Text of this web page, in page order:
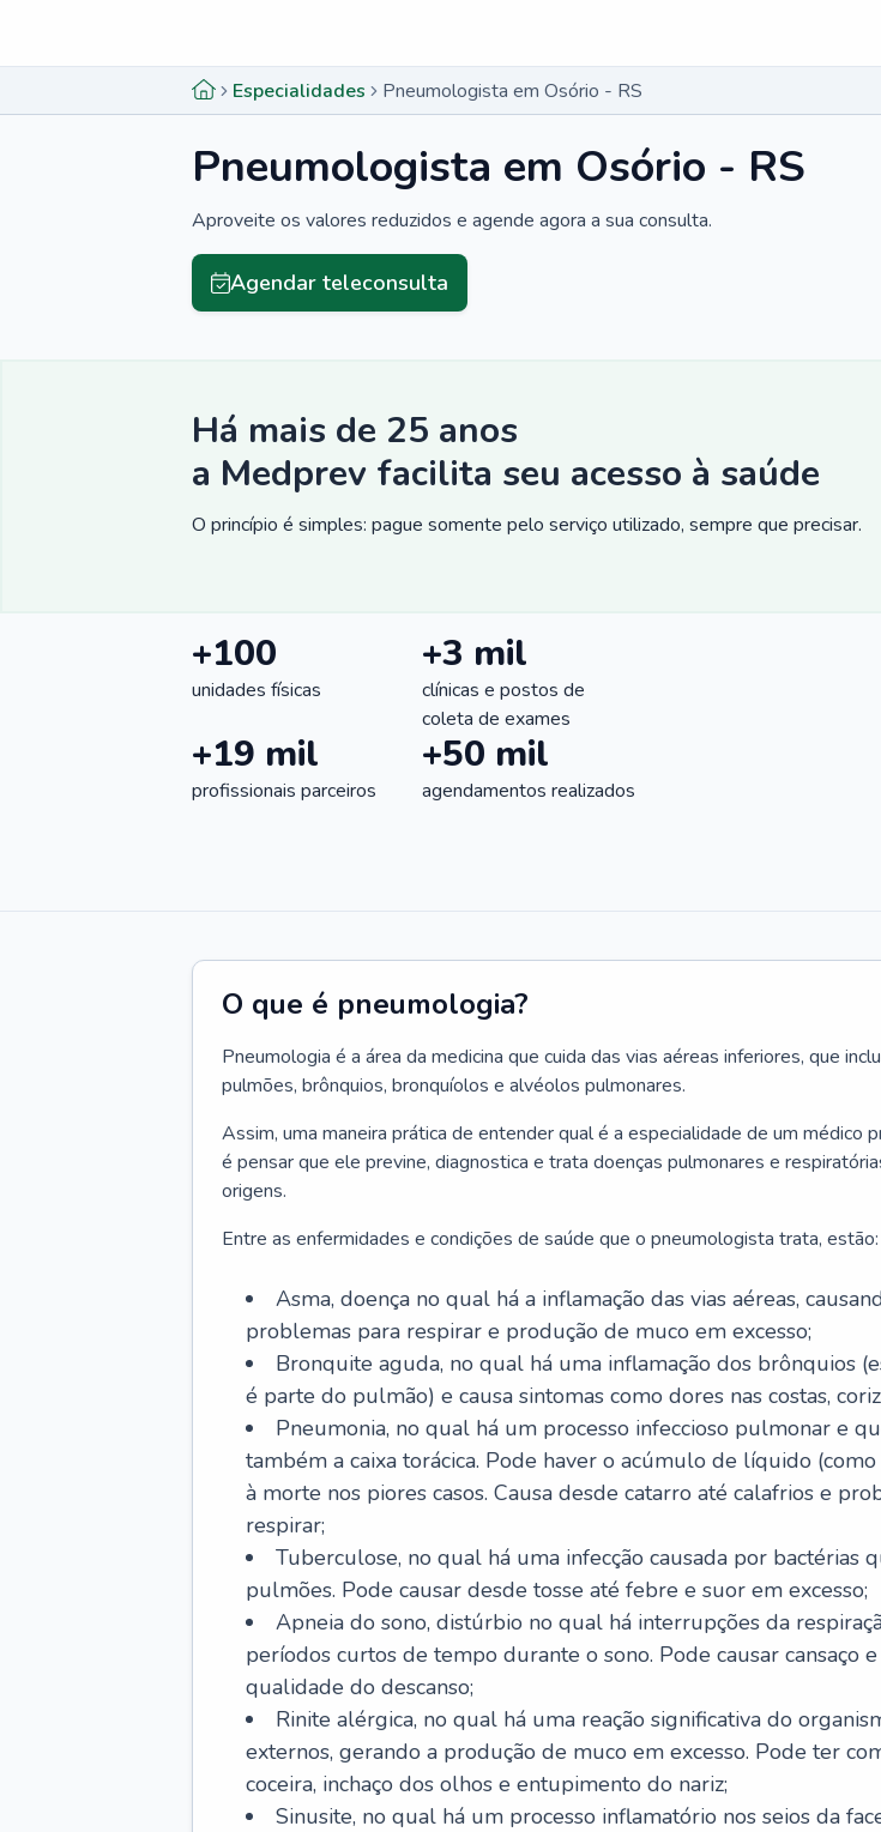
Especialidades Pneumologista em Osório - RS
Pneumologista em Osório - RS
Aproveite os valores reduzidos e agende agora a sua consulta.
Agendar teleconsulta
Há mais de 25 anos
a Medprev facilita seu acesso à saúde
O princípio é simples: pague somente pelo serviço utilizado, sempre que precisar.
+100
unidades físicas
+3 mil
clínicas e postos de
coleta de exames
+19 mil
profissionais parceiros
+50 mil
agendamentos realizados
O que é pneumologia?
Pneumologia é a área da medicina que cuida das vias aéreas inferiores, que
pulmões, brônquios, bronquíolos e alvéolos pulmonares.
Assim, uma maneira prática de entender qual é a especialidade de um médico
é pensar que ele previne, diagnostica e trata doenças pulmonares e
origens.
Entre as enfermidades e condições de saúde que o pneumologista trata, estão:
Asma, doença no qual há a inflamação das vias aéreas,
problemas para respirar e produção de muco em excesso;
Bronquite aguda, no qual há uma inflamação dos brônquios
é parte do pulmão) e causa sintomas como dores nas costas,
Pneumonia, no qual há um processo infeccioso pulmonar e
também a caixa torácica. Pode haver o acúmulo de líquido
à morte nos piores casos. Causa desde catarro até calafrios e
respirar;
Tuberculose, no qual há uma infecção causada por bactérias
pulmões. Pode causar desde tosse até febre e suor em excesso;
Apneia do sono, distúrbio no qual há interrupções da
períodos curtos de tempo durante o sono. Pode causar cansaço
qualidade do descanso;
Rinite alérgica, no qual há uma reação significativa do
externos, gerando a produção de muco em excesso. Pode ter
coceira, inchaço dos olhos e entupimento do nariz;
Sinusite, no qual há um processo inflamatório nos seios da